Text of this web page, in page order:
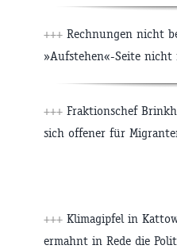
+++ Rechnungen nicht
»Aufstehen«-Seite nicht
+++ Fraktionschef
sich offener für
+++ Klimagipfel in
ermahnt in Rede die